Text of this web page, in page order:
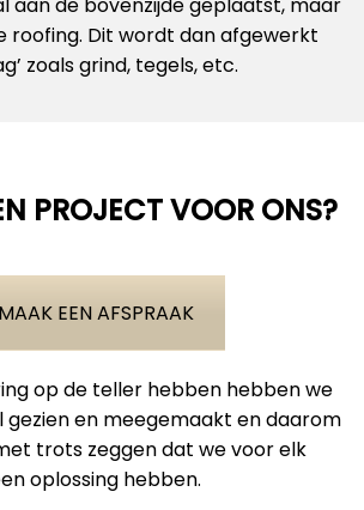
roofing. Dit wordt dan afgewerkt
zoals grind, tegels, etc.
PROJECT VOOR ONS?
MAAK EEN AFSPRAAK
op de teller hebben hebben we
gezien en meegemaakt en daarom
trots zeggen dat we voor elk
oplossing hebben.